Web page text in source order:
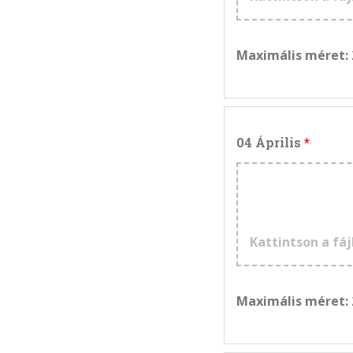
Maximális méret:
04 Április
Kattintson a
Maximális méret: